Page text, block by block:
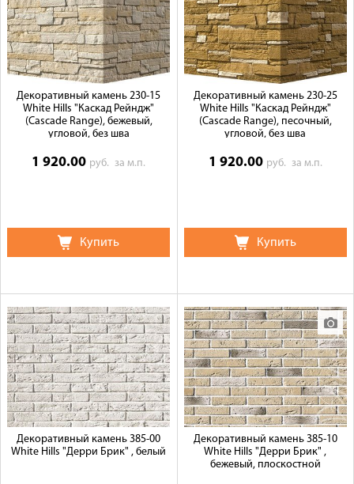
Декоративный камень 230-15
White Hills "Каскад Рейндж"
(Cascade Range), бежевый,
угловой, без шва
1 920.00 руб.за м.п.
Купить
Декоративный камень 230-25
White Hills "Каскад Рейндж"
(Cascade Range), песочный,
угловой, без шва
1 920.00 руб. за м.п.
Купить
Декоративный камень 385-00
White Hills "Дерри Брик" , белый
Декоративный камень 385-10
White Hills "Дерри Брик" ,
бежевый, плоскостной